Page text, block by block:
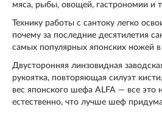
мяса, рыбы, овощей, гастрономии и
Технику работы с сантоку легко
почему за последние десятилетия
самых популярных японских ножей
Двусторонняя линзовидная
рукоятка, повторяющая силуэт
вес японского шефа ALFA — все это
естественно, что лучше шеф